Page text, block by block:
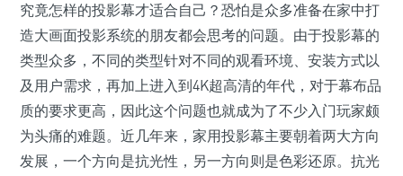
究竟怎样的投影幕才适合自己？恐怕是众多准备在家中打
造大画面投影系统的朋友都会思考的问题。由于投影幕的
类型众多，不同的类型针对不同的观看环境、安装方式以
及用户需求，再加上进入到4K超高清的年代，对于幕布品
质的要求更高，因此这个问题也就成为了不少入门玩家颇
为头痛的难题。近几年来，家用投影幕主要朝着两大方向
发展，一个方向是抗光性，另一方向则是色彩还原。抗光